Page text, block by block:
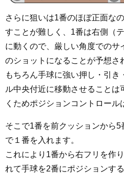
さらに狙いは1番のほぼ正面な
すことが難しく、1番は右側（
に動くので、厳しい角度でのサ
のショットになることが予想さ
もちろん手球に強い押し・引
ル中央付近に移動させることは
くためポジションコントロール
そこで1番を前クッションから
で１番を入れます。
これにより1番から右フリを作
れて手球を2番にポジションす